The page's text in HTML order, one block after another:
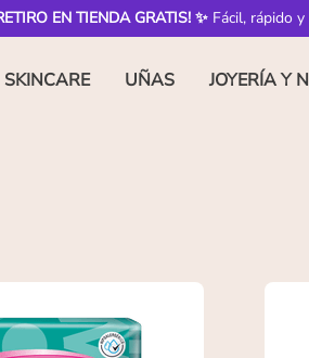
EN TIENDA GRATIS! ✨ Fácil, rápido
SKINCARE UÑAS JOYERÍA Y